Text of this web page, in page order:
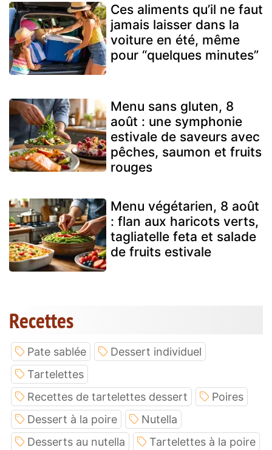
Ces aliments qu’il ne faut
jamais laisser dans la
voiture en été, même
pour “quelques minutes”
Menu sans gluten, 8
août : une symphonie
estivale de saveurs avec
pêches, saumon et fruits
rouges
Menu végétarien, 8 août
: flan aux haricots verts,
tagliatelle feta et salade
de fruits estivale
Recettes
Pate sablée
Dessert individuel
Tartelettes
Recettes de tartelettes dessert
Poires
Dessert à la poire
Nutella
Desserts au nutella
Tartelettes à la poire